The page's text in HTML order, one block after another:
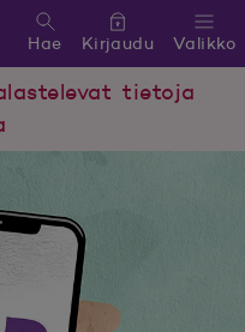
Valikko
Hae Kirjaudu
tietoja